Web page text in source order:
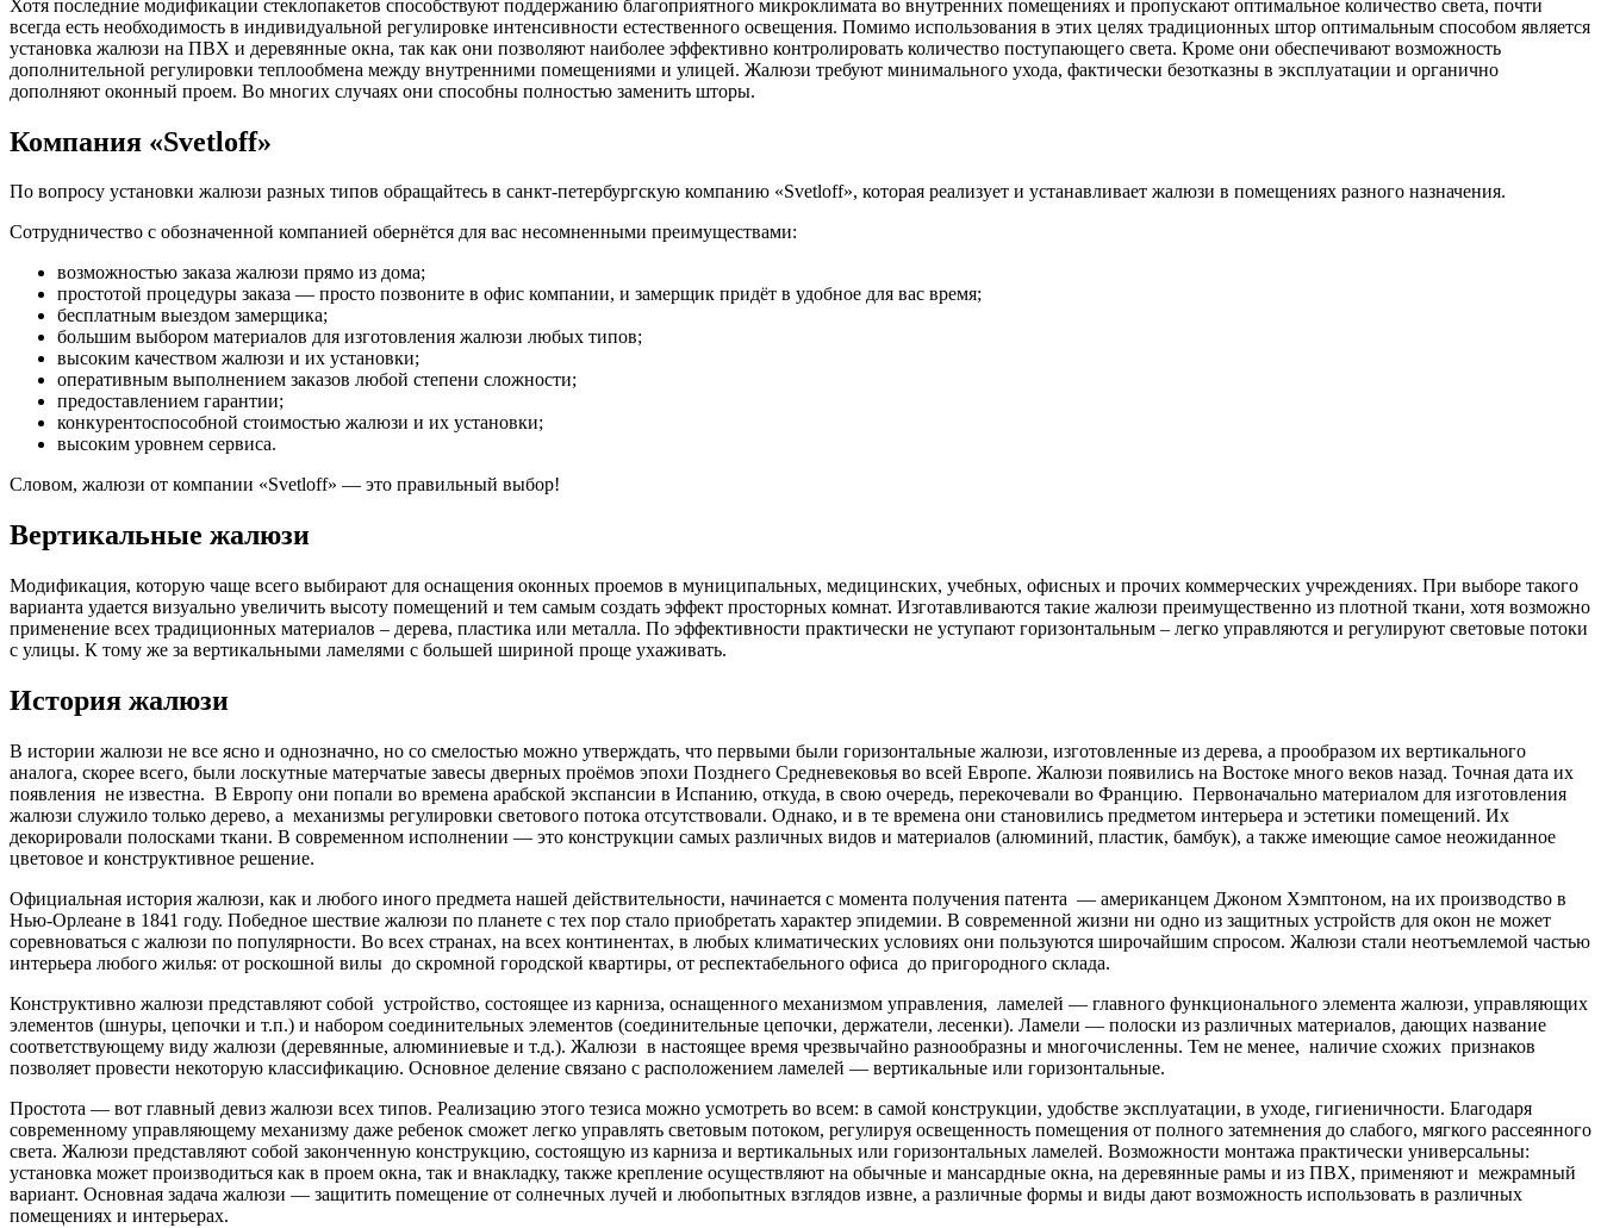
Хотя последние модификации стеклопакетов способствуют поддержанию благоприятного микроклимата во внутренних помещениях и пропускают оптимальное количество света, почти
всегда есть необходимость в индивидуальной регулировке интенсивности естественного освещения. Помимо использования в этих целях традиционных штор оптимальным способом является
установка жалюзи на ПВХ и деревянные окна, так как они позволяют наиболее эффективно контролировать количество поступающего света. Кроме они обеспечивают возможность
дополнительной регулировки теплообмена между внутренними помещениями и улицей. Жалюзи требуют минимального ухода, фактически безотказны в эксплуатации и органично
дополняют оконный проем. Во многих случаях они способны полностью заменить шторы.
Компания «Svetloff»
По вопросу установки жалюзи разных типов обращайтесь в санкт-петербургскую компанию «Svetloff», которая реализует и устанавливает жалюзи в помещениях разного назначения.
Сотрудничество с обозначенной компанией обернётся для вас несомненными преимуществами:
возможностью заказа жалюзи прямо из дома;
простотой процедуры заказа — просто позвоните в офис компании, и замерщик придёт в удобное для вас время;
бесплатным выездом замерщика;
большим выбором материалов для изготовления жалюзи любых типов;
высоким качеством жалюзи и их установки;
оперативным выполнением заказов любой степени сложности;
предоставлением гарантии;
конкурентоспособной стоимостью жалюзи и их установки;
высоким уровнем сервиса.
Словом, жалюзи от компании «Svetloff» — это правильный выбор!
Вертикальные жалюзи
Модификация, которую чаще всего выбирают для оснащения оконных проемов в муниципальных, медицинских, учебных, офисных и прочих коммерческих учреждениях. При выборе такого
варианта удается визуально увеличить высоту помещений и тем самым создать эффект просторных комнат. Изготавливаются такие жалюзи преимущественно из плотной ткани, хотя возможно
применение всех традиционных материалов – дерева, пластика или металла. По эффективности практически не уступают горизонтальным – легко управляются и регулируют световые потоки
с улицы. К тому же за вертикальными ламелями с большей шириной проще ухаживать.
История жалюзи
В истории жалюзи не все ясно и однозначно, но со смелостью можно утверждать, что первыми были горизонтальные жалюзи, изготовленные из дерева, а прообразом их вертикального
аналога, скорее всего, были лоскутные матерчатые завесы дверных проёмов эпохи Позднего Средневековья во всей Европе. Жалюзи появились на Востоке много веков назад. Точная дата их
появления не известна. В Европу они попали во времена арабской экспансии в Испанию, откуда, в свою очередь, перекочевали во Францию. Первоначально материалом для изготовления
жалюзи служило только дерево, а механизмы регулировки светового потока отсутствовали. Однако, и в те времена они становились предметом интерьера и эстетики помещений. Их
декорировали полосками ткани. В современном исполнении — это конструкции самых различных видов и материалов (алюминий, пластик, бамбук), а также имеющие самое неожиданное
цветовое и конструктивное решение.
Официальная история жалюзи, как и любого иного предмета нашей действительности, начинается с момента получения патента — американцем Джоном Хэмптоном, на их производство в
Нью-Орлеане в 1841 году. Победное шествие жалюзи по планете с тех пор стало приобретать характер эпидемии. В современной жизни ни одно из защитных устройств для окон не может
соревноваться с жалюзи по популярности. Во всех странах, на всех континентах, в любых климатических условиях они пользуются широчайшим спросом. Жалюзи стали неотъемлемой частью
интерьера любого жилья: от роскошной вилы до скромной городской квартиры, от респектабельного офиса до пригородного склада.
Конструктивно жалюзи представляют собой устройство, состоящее из карниза, оснащенного механизмом управления, ламелей — главного функционального элемента жалюзи, управляющих
элементов (шнуры, цепочки и т.п.) и набором соединительных элементов (соединительные цепочки, держатели, лесенки). Ламели — полоски из различных материалов, дающих название
соответствующему виду жалюзи (деревянные, алюминиевые и т.д.). Жалюзи в настоящее время чрезвычайно разнообразны и многочисленны. Тем не менее, наличие схожих признаков
позволяет провести некоторую классификацию. Основное деление связано с расположением ламелей — вертикальные или горизонтальные.
Простота — вот главный девиз жалюзи всех типов. Реализацию этого тезиса можно усмотреть во всем: в самой конструкции, удобстве эксплуатации, в уходе, гигиеничности. Благодаря
современному управляющему механизму даже ребенок сможет легко управлять световым потоком, регулируя освещенность помещения от полного затемнения до слабого, мягкого рассеянного
света. Жалюзи представляют собой законченную конструкцию, состоящую из карниза и вертикальных или горизонтальных ламелей. Возможности монтажа практически универсальны:
установка может производиться как в проем окна, так и внакладку, также крепление осуществляют на обычные и мансардные окна, на деревянные рамы и из ПВХ, применяют и межрамный
вариант. Основная задача жалюзи — защитить помещение от солнечных лучей и любопытных взглядов извне, а различные формы и виды дают возможность использовать в различных
помещениях и интерьерах.